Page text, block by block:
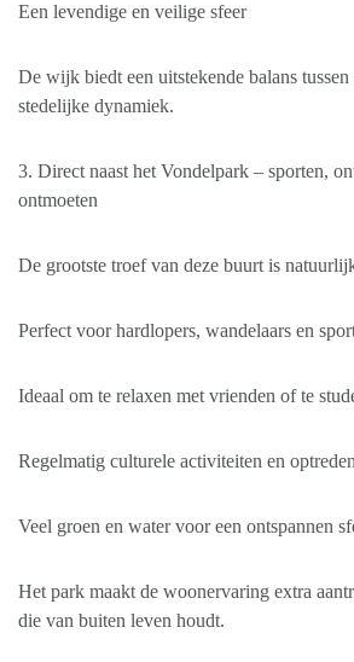
Een levendige en veilige sfeer
De wijk biedt een uitstekende balans
stedelijke dynamiek.
3. Direct naast het Vondelpark – sporten,
ontmoeten
De grootste troef van deze buurt is
Perfect voor hardlopers, wandelaars en
Ideaal om te relaxen met vrienden of te
Regelmatig culturele activiteiten en
Veel groen en water voor een ontspannen
Het park maakt de woonervaring extra
die van buiten leven houdt.